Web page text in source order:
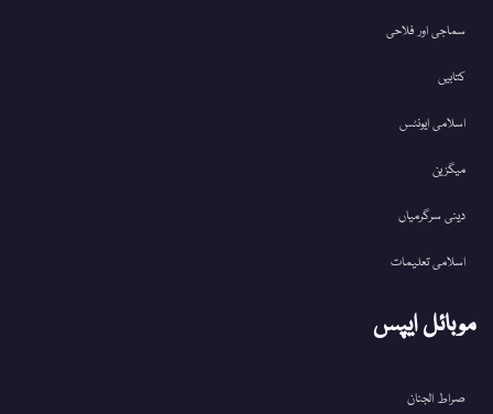
سماجی اور فلاحی
کتابیں
اسلامی ایونٹس
میگزین
دینی سرگرمیاں
اسلامی تعلیمات
موبائل ایپس
صراط الجنان